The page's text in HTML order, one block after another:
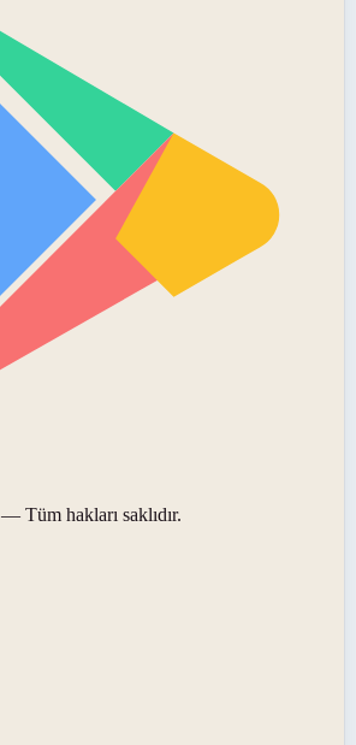
— Tüm hakları saklıdır.